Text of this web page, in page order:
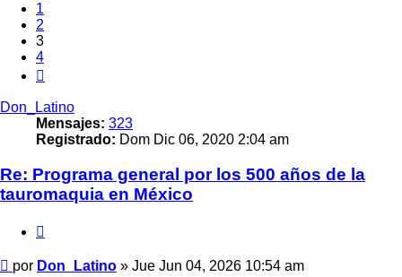
1
2
3
4
Don_Latino
Mensajes: 323
Registrado: Dom Dic 06, 2020 2:04 am
Re: Programa general por los 500 años de la
tauromaquia en México
Mensaje
por Don_Latino » Jue Jun 04, 2026 10:54 am